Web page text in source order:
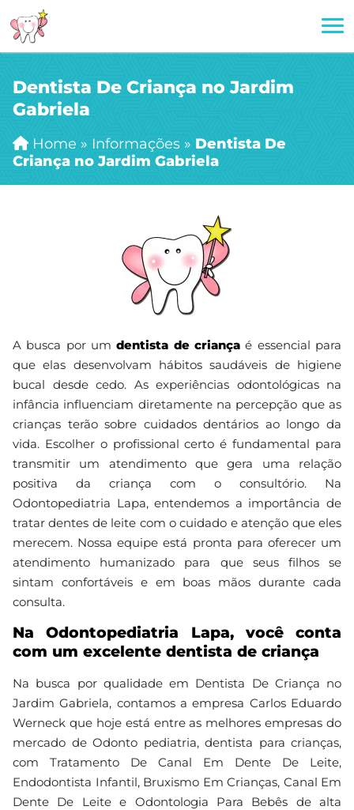
Dentista De Criança no Jardim
Gabriela
Home » Informações » Dentista De
Criança no Jardim Gabriela
A busca por umdentista de criança é essencial para
que elas desenvolvam hábitos saudáveis de higiene
bucal desde cedo. As experiências odontológicas na
infância influenciam diretamente na percepção que as
crianças terão sobre cuidados dentários ao longo da
vida. Escolher o profissional certo é fundamental para
transmitir um atendimento que gera uma relação
positiva da criança com o consultório. Na
Odontopediatria Lapa, entendemos a importância de
tratar dentes de leite com o cuidado e atenção que eles
merecem. Nossa equipe está pronta para oferecer um
atendimento humanizado para que seus filhos se
sintam confortáveis e em boas mãos durante cada
consulta.
Na Odontopediatria Lapa, você conta
com um excelente dentista de criança
Na busca por qualidade em Dentista De Criança no
Jardim Gabriela, contamos a empresa Carlos Eduardo
Werneck que hoje está entre as melhores empresas do
mercado de Odonto pediatria, dentista para crianças,
com Tratamento De Canal Em Dente De Leite,
Endodontista Infantil, Bruxismo Em Crianças, Canal Em
Dente De Leite e Odontologia Para Bebês de alta